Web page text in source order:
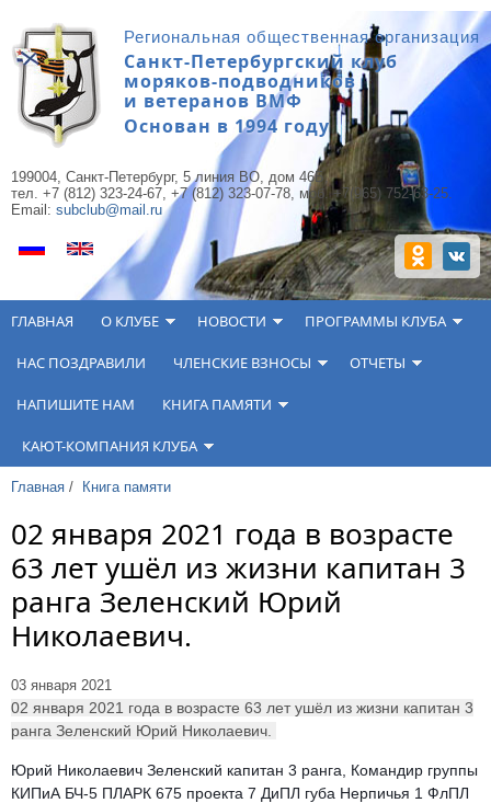
Региональная общественная организация
Санкт-Петербургский клуб
моряков-подводников
и ветеранов ВМФ
Основан в 1994 году
199004, Санкт-Петербург, 5 линия ВО, дом 46Б,
тел. +7 (812) 323-24-67, +7 (812) 323-07-78, моб. +7(965) 752-63-25.
Email: subclub@mail.ru
ГЛАВНАЯ О КЛУБЕ НОВОСТИ ПРОГРАММЫ КЛУБА
НАС ПОЗДРАВИЛИ ЧЛЕНСКИЕ ВЗНОСЫ ОТЧЕТЫ
НАПИШИТЕ НАМ КНИГА ПАМЯТИ
КАЮТ-КОМПАНИЯ КЛУБА
Главная / Книга памяти
02 января 2021 года в возрасте
63 лет ушёл из жизни капитан 3
ранга Зеленский Юрий
Николаевич.
03 января 2021
02 января 2021 года в возрасте 63 лет ушёл из жизни капитан 3
ранга Зеленский Юрий Николаевич.
Юрий Николаевич Зеленский капитан 3 ранга, Командир группы
КИПиА БЧ-5 ПЛАРК 675 проекта 7 ДиПЛ губа Нерпичья 1 ФлПЛ